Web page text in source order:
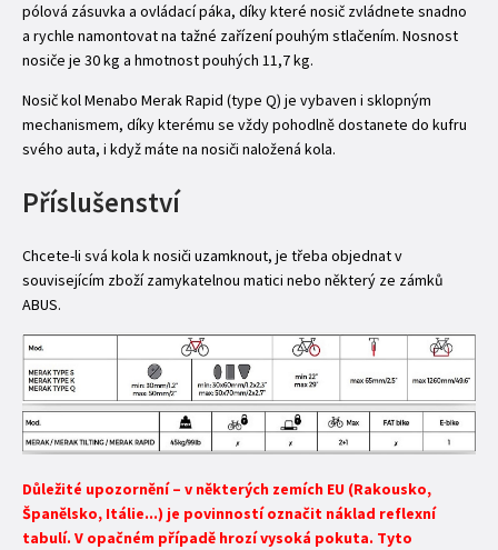
pólová zásuvka a ovládací páka, díky které nosič zvládnete snadno
a rychle namontovat na tažné zařízení pouhým stlačením. Nosnost
nosiče je 30 kg a hmotnost pouhých 11,7 kg.
Nosič kol Menabo Merak Rapid (type Q) je vybaven i sklopným
mechanismem, díky kterému se vždy pohodlně dostanete do kufru
svého auta, i když máte na nosiči naložená kola.
Příslušenství
Chcete-li svá kola k nosiči uzamknout, je třeba objednat v
souvisejícím zboží zamykatelnou matici nebo některý ze zámků
ABUS.
Důležité upozornění – v některých zemích EU (Rakousko,
Španělsko, Itálie...) je povinností označit náklad reflexní
tabulí. V opačném případě hrozí vysoká pokuta. Tyto